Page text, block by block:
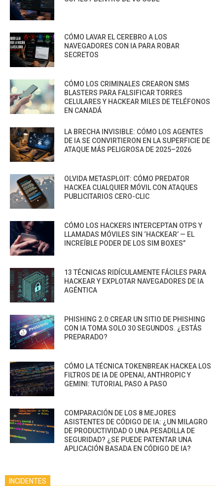
CÓMO LAVAR EL CEREBRO A LOS
NAVEGADORES CON IA PARA ROBAR
SECRETOS
CÓMO LOS CRIMINALES CREARON SMS
BLASTERS PARA FALSIFICAR TORRES
CELULARES Y HACKEAR MILES DE TELÉFONOS
EN CANADÁ
LA BRECHA INVISIBLE: CÓMO LOS AGENTES
DE IA SE CONVIRTIERON EN LA SUPERFICIE DE
ATAQUE MÁS PELIGROSA DE 2025–2026
OLVIDA METASPLOIT: CÓMO PREDATOR
HACKEA CUALQUIER MÓVIL CON ATAQUES
PUBLICITARIOS CERO-CLIC
CÓMO LOS HACKERS INTERCEPTAN OTPS Y
LLAMADAS MÓVILES SIN ‘HACKEAR’ — EL
INCREÍBLE PODER DE LOS SIM BOXES”
13 TÉCNICAS RIDÍCULAMENTE FÁCILES PARA
HACKEAR Y EXPLOTAR NAVEGADORES DE IA
AGÉNTICA
PHISHING 2.0:CREAR UN SITIO DE PHISHING
CON IA TOMA SOLO 30 SEGUNDOS. ¿ESTÁS
PREPARADO?
CÓMO LA TÉCNICA TOKENBREAK HACKEA LOS
FILTROS DE IA DE OPENAI, ANTHROPIC Y
GEMINI: TUTORIAL PASO A PASO
COMPARACIÓN DE LOS 8 MEJORES
ASISTENTES DE CÓDIGO DE IA: ¿UN MILAGRO
DE PRODUCTIVIDAD O UNA PESADILLA DE
SEGURIDAD? ¿SE PUEDE PATENTAR UNA
APLICACIÓN BASADA EN CÓDIGO DE IA?
INCIDENTES